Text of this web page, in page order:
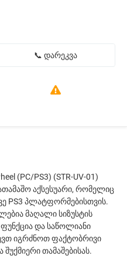
📞 დარეკვა
(PC/PS3) (STR-UV-01)
აქსესუარი, რომელიც
PS3 პლატფორმებისთვის.
მაღალი სიზუსტის
და საწოლიანი
იგრძნოთ ფაქტობრივი
თამაშებისას.